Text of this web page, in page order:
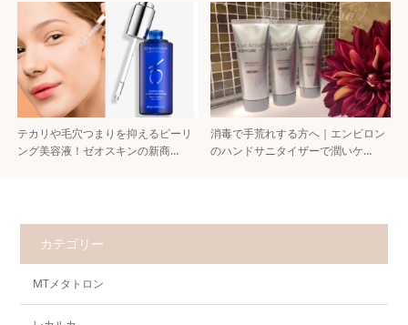
テカリや毛穴つまりを抑えるピーリ
ング美容液！ゼオスキンの新商…
消毒で手荒れする方へ｜エンビロン
のハンドサニタイザーで潤いケ…
カテゴリー
MTメタトロン